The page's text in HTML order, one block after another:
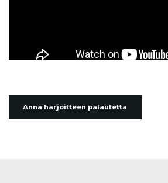
Anna harjoitteen palautetta